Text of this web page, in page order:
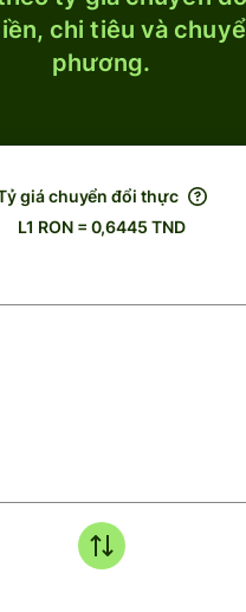
chi tiêu và
phương.
giá chuyển đổi thực
L1 RON = 0,6445 TND